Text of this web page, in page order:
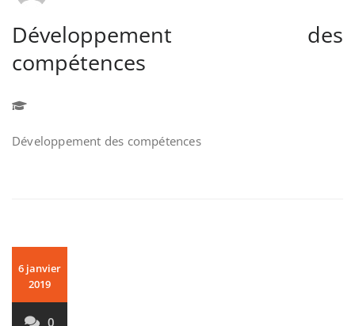
Développement des
compétences
Développement des compétences
6 janvier
2019
0